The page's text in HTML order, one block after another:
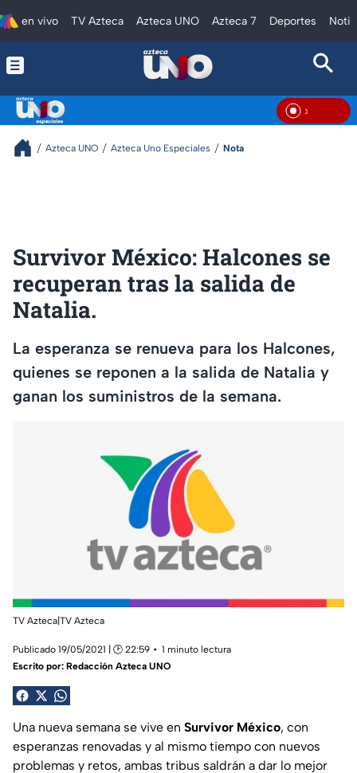
en vivo TV Azteca Azteca UNO Azteca 7 Deportes
En
Azteca UNO Azteca Uno Especiales Nota
Survivor México: Halcones se
recuperan tras la salida de
Natalia.
La esperanza se renueva para los Halcones,
quienes se reponen a la salida de Natalia y
ganan los suministros de la semana.
TV Azteca|TV Azteca
Publicado 19/05/2021 | 🕑 22:59
1 minuto lectura
Escrito por: Redacción Azteca UNO
Una nueva semana se vive en Survivor México, con
esperanzas renovadas y al mismo tiempo con nuevos
problemas y retos, ambas tribus saldrán a dar lo mejor